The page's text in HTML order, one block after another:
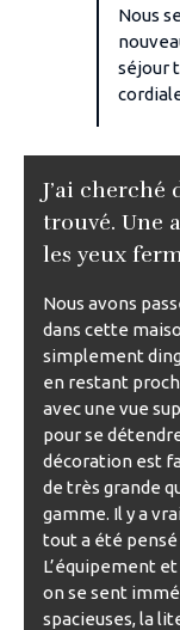
Nous
séjour
J’ai cherché
trouvé. Une
les yeux
Nous avons
dans cette
simplement
en restant
avec une vue
pour se
décoration est
de très grande
gamme. Il y a
tout a été pensé
L’équipement
on se sent
spacieuses, la